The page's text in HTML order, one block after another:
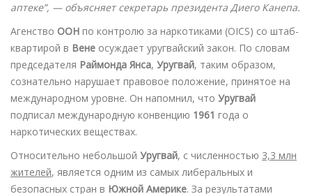
аптеке”, — объясняет секретарь президента Диего Канепа.
Агенство ООН по контролю за наркотиками (OICS) со штаб-
квартирой в Вене осуждает уругвайский закон. По словам
председателя Раймонда Янса, Уругвай, таким образом,
сознательно нарушает правовое положение, принятое на
международном уровне. Он напомнил, что Уругвай
подписал международную конвенцию 1961 года о
наркотических веществах.
Относительно небольшой Уругвай, с численностью 3,3 млн
жителей, является одним из самых либеральных и
безопасных стран в Южной Америке. За результатами